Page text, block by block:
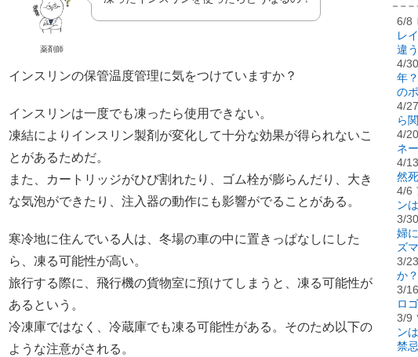
薬剤師
インスリンの保管温度管理に気をつけていますか？
インスリンは一度でも凍ったら使用できない。
凍結によりインスリン製剤が変化して十分な効果が得られないこ
とがあるためだ。
また、カートリッジがひび割れたり、ゴム栓が膨らんだり、大き
な気泡ができたり、注入器の動作にも影響がでることがある。
寒冷地に住んでいる人は、冬場の車の中に置きっぱなしにした
ら、凍る可能性が高い。
旅行する際に、飛行機の貨物室に預けてしまうと、凍る可能性が
あるという。
冷凍庫ではなく、冷蔵庫でも凍る可能性がある。そのため以下の
ような注意がされる。
6/8
レ
違
4/30
年
の
4/27
ら
4/20
ネ
4/13
然
4/6
ン
3/30
婦
ズ
3/23
か
3/16
ロ
3/9
ン
禁忌